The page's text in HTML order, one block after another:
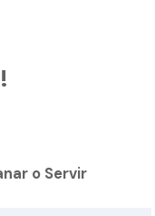
o Servir